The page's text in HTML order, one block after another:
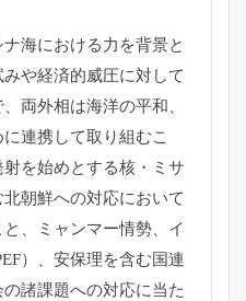
海における力を背景と
みや経済的威圧に対して
両外相は海洋の平和、
連携して取り組むこ
を始めとする核・ ミサ
朝鮮への対応において
、ミャンマー情勢、イ
）、 安保理を含む国連
諸課題への対応に当た